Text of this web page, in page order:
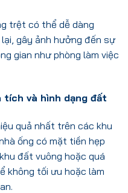
trệt có thể dễ dàng
gây ảnh hưởng đến sự
gian như phòng làm việc
tích và hình dạng đất
quả nhất trên các khu
ống có mặt tiền hẹp
đất vuông hoặc quá
không tối ưu hoặc làm